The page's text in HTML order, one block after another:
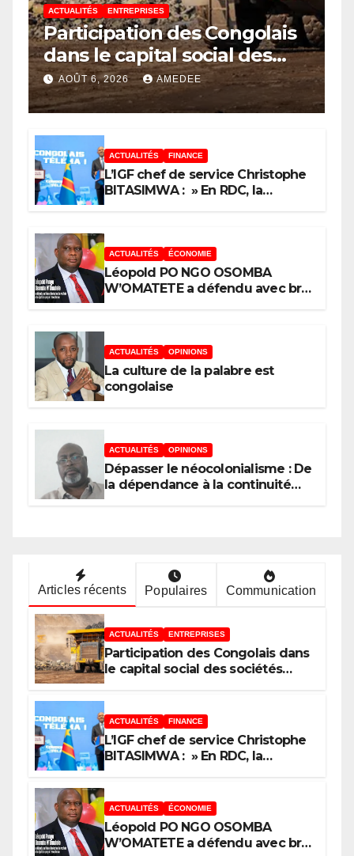
ACTUALITÉS ENTREPRISES
Participation des Congolais
dans le capital social des
sociétés minières : Voici les 5
questions que le Décret
AOÛT 6, 2026 AMEDEE
ACTUALITÉS FINANCE
L’IGF chef de service Christophe
BITASIMWA : » En RDC, la
ACTUALITÉS ÉCONOMIE
Léopold PO NGO OSOMBA
W’OMATETE a défendu avec brio
sociaux de base dans la Ville
Province de Kinshasa », devant
le jury conduit par le Prof. Mabi
ACTUALITÉS OPINIONS
La culture de la palabre est
congolaise
ACTUALITÉS OPINIONS
Dépasser le néocolonialisme : De
la dépendance à la continuité
Articles récents Populaires Communication
ACTUALITÉS ENTREPRISES
Participation des Congolais dans
le capital social des sociétés
trancher
ACTUALITÉS FINANCE
L’IGF chef de service Christophe
BITASIMWA : » En RDC, la
ACTUALITÉS ÉCONOMIE
Léopold PO NGO OSOMBA
W’OMATETE a défendu avec brio